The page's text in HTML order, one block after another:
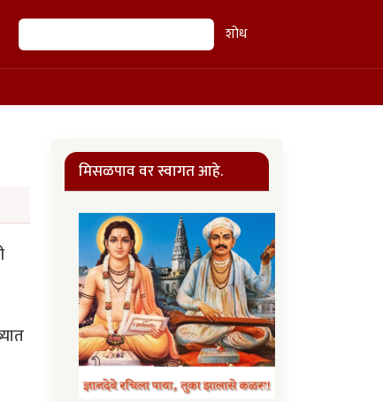
शोध शोध
मिसळपाव वर स्वागत आहे.